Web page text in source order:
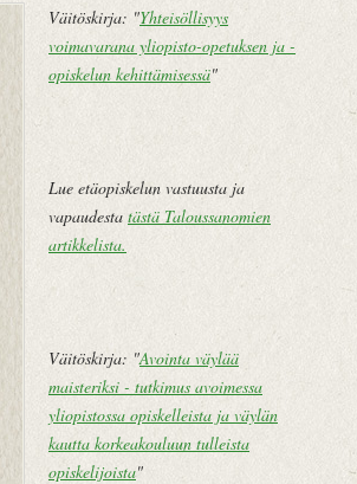
m
Väitöskirja: "Yhteisöllisyys
voimavarana yliopisto-opetuksen ja -
opiskelun kehittämisessä"
Lue etäopiskelun vastuusta ja
vapaudesta tästä Taloussanomien
artikkelista.
Väitöskirja: "Avointa väylää
maisteriksi - tutkimus avoimessa
yliopistossa opiskelleista ja väylän
kautta korkeakouluun tulleista
opiskelijoista"